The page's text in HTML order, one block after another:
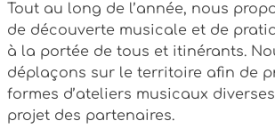
Tout au long de l’année, nous
de découverte musicale et de
à la portée de tous et itinérants.
déplaçons sur le territoire afin de
formes d’ateliers musicaux
projet des partenaires.